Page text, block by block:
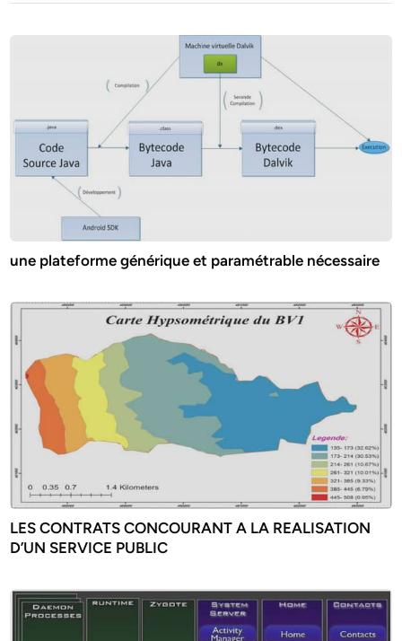
une plateforme générique et paramétrable nécessaire
LES CONTRATS CONCOURANT A LA REALISATION
D’UN SERVICE PUBLIC